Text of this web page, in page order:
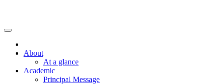
About
At a glance
Academic
Principal Message